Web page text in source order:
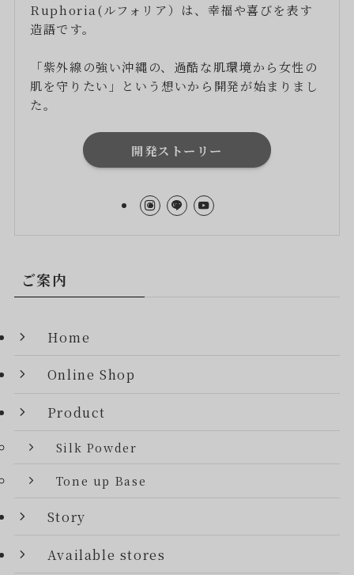
Ruphoria(ルフォリア）は、幸福や喜びを表す
造語です。
「紫外線の強い沖縄の、過酷な肌環境から女性の
肌を守りたい」という想いから開発が始まりまし
た。
開発ストーリー
ご案内
Home
Online Shop
Product
Silk Powder
Tone up Base
Story
Available stores